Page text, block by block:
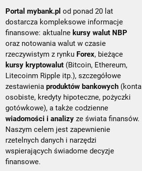
Portal mybank.pl od ponad 20 lat
dostarcza kompleksowe informacje
finansowe: aktualne kursy walut NBP
oraz notowania walut w czasie
rzeczywistym z rynku Forex, bieżące
kursy kryptowalut (Bitcoin, Ethereum,
Litecoinm Ripple itp.), szczegółowe
zestawieniaproduktów bankowych (konta
osobiste, kredyty hipoteczne, pożyczki
gotówkowe), a także codzienne
wiadomości i analizy ze świata finansów.
Naszym celem jest zapewnienie
rzetelnych danych i narzędzi
wspierających świadome decyzje
finansowe.